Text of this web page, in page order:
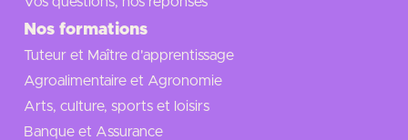
Nos formations
Tuteur et Maître d'apprentissage
Agroalimentaire et Agronomie
Arts, culture, sports et loisirs
Banque et Assurance